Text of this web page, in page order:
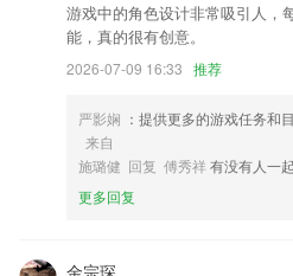
3.平台上面有记忆专项课程，思维训练
子家庭教育等等
4.系统化个性教学体系、随时随地想学
5.软件还有很多有趣认知的小游戏，让
的知识，培养孩子的大脑记忆。
6.提供大量视频课程，在线学习更多视
新增一系列详细的报表功能，使客户更
游戏中的角色设计非常吸引人，
能，真的很有创意。
2026-07-09 16:33 推荐
严影娴 ：提供更多的游戏任务和
来自
施璐健 回复 傅秀祥有没有人一
更多回复
金宗琛